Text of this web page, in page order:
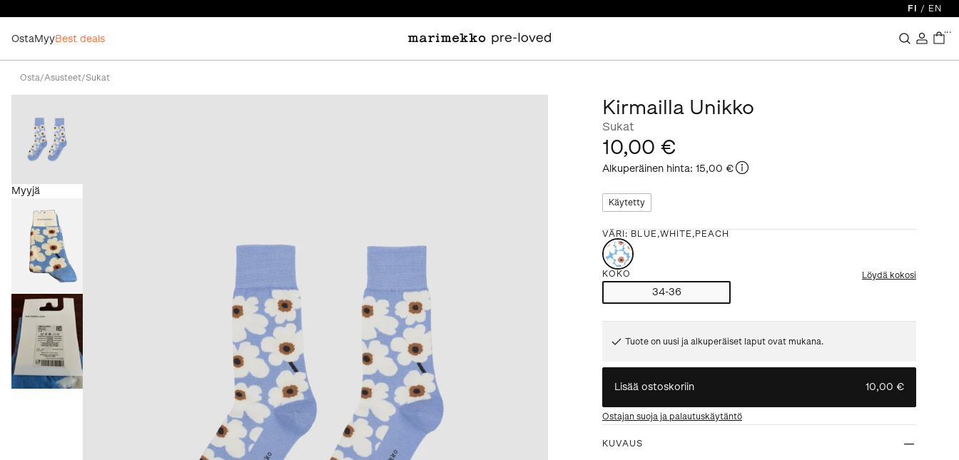
FI / EN
OstaMyyBest deals
...
Osta/Asusteet/Sukat
Myyjä
Kirmailla Unikko
Sukat
10,00 €
Alkuperäinen hinta: 15,00 €
Käytetty
VÄRI : BLUE,WHITE,PEACH
KOKO Löydä kokosi
34-36
Tuote on uusi ja alkuperäiset laput ovat mukana.
Lisää ostoskoriin 10,00 €
Ostajan suoja ja palautuskäytäntö
KUVAUS